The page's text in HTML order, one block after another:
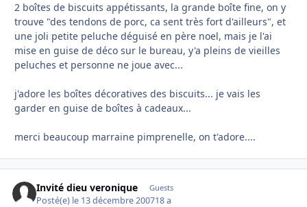
2 boîtes de biscuits appétissants, la grande boîte fine, on y
trouve "des tendons de porc, ca sent très fort d'ailleurs", et
une joli petite peluche déguisé en père noel, mais je l'ai
mise en guise de déco sur le bureau, y'a pleins de vieilles
peluches et personne ne joue avec...
j'adore les boîtes décoratives des biscuits... je vais les
garder en guise de boîtes à cadeaux...
merci beaucoup marraine pimprenelle, on t'adore....
Invité dieu veronique Guests
Posté(e) le 13 décembre 200718 a